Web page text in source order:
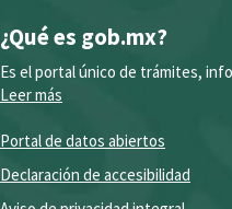
¿Qué es gob.mx?
Es el portal único de trámites,
Leer más
Portal de datos abiertos
Declaración de accesibilidad